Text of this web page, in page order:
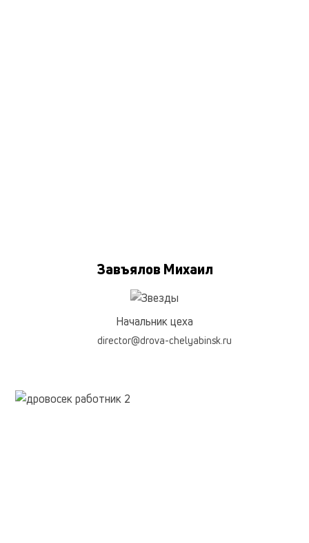
Завъялов Михаил
Начальник цеха
director@drova-chelyabinsk.ru